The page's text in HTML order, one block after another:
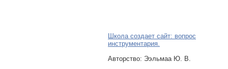
Школа создает сайт: вопрос
инструментария.
Авторcтво: Ээльмаа Ю. В.